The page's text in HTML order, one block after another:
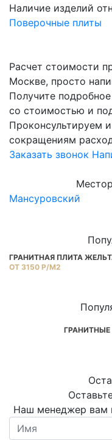
Наличие изделий
Поверочные плиты
Расчет стоимости
Москве, просто
Получите
со стоимостью и
Проконсультируем
сокращениям
Заказать звонок
Мансуровский
ГРАНИТНАЯ ПЛИТА
ОТ 3150 Р/М2
Наш менеджер вам